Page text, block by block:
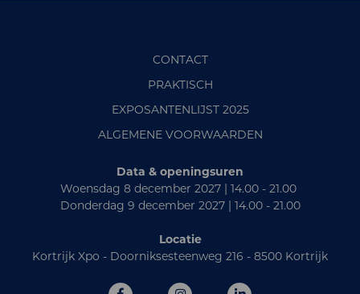
CONTACT
PRAKTISCH
EXPOSANTENLIJST 2025
ALGEMENE VOORWAARDEN
Data & openingsuren
Woensdag 8 december 2027 | 14.00 - 21.00
Donderdag 9 december 2027 | 14.00 - 21.00
Locatie
Kortrijk Xpo - Doorniksesteenweg 216 - 8500 Kortrijk